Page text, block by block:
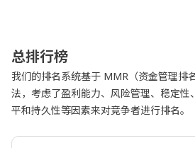
总排行榜
我们的排名系统基于 MMR（资金管理排
法，考虑了盈利能力、风险管理、稳定性
平和持久性等因素来对竞争者进行排名。